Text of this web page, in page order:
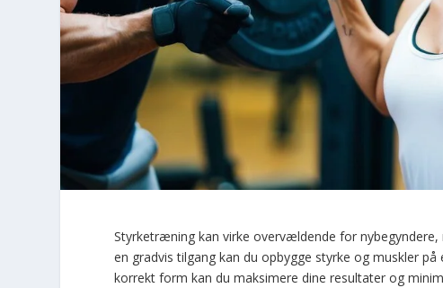
Styrketræning kan virke overvældende for
en gradvis tilgang kan du opbygge styrke og muskler
korrekt form kan du maksimere dine resultater og